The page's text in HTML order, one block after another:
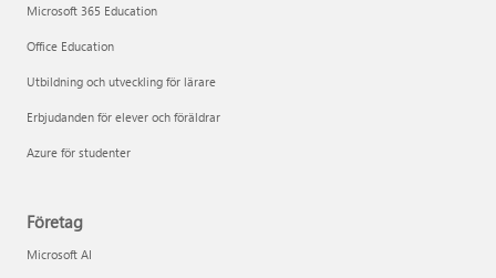
Microsoft 365 Education
Office Education
Utbildning och utveckling för lärare
Erbjudanden för elever och föräldrar
Azure för studenter
Företag
Microsoft AI